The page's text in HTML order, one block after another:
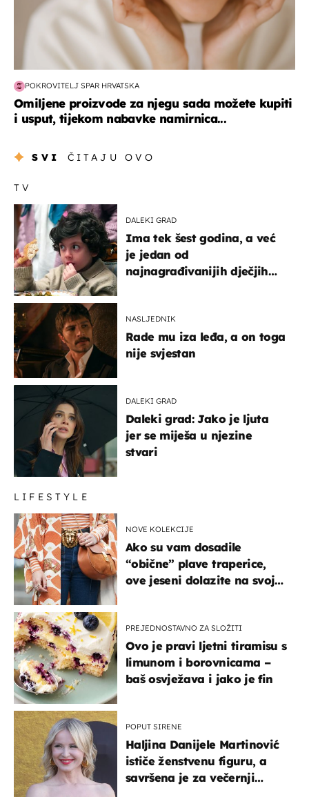
POKROVITELJ SPAR HRVATSKA
Omiljene proizvode za njegu sada možete kupiti
i usput, tijekom nabavke namirnica...
SVI ČITAJU OVO
TV
DALEKI GRAD
Ima tek šest godina, a već
je jedan od
najnagrađivanijih dječjih
NASLJEDNIK
Rade mu iza leđa, a on toga
nije svjestan
DALEKI GRAD
Daleki grad: Jako je ljuta
jer se miješa u njezine
stvari
LIFESTYLE
NOVE KOLEKCIJE
Ako su vam dosadile
“obične” plave traperice,
ove jeseni dolazite na svoje
PREJEDNOSTAVNO ZA SLOŽITI
Ovo je pravi ljetni tiramisu s
limunom i borovnicama –
baš osvježava i jako je fin
POPUT SIRENE
Haljina Danijele Martinović
ističe ženstvenu figuru, a
savršena je za večernji